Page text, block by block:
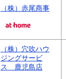
（株）赤尾商事
（株）穴吹ハウ
ジングサービ
ス 鹿児島店